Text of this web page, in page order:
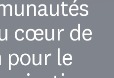
cœur de
pour le